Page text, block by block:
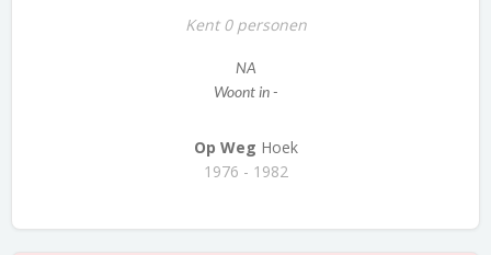
Kent 0 personen
NA
Woont in -
Op Weg Hoek
1976 - 1982